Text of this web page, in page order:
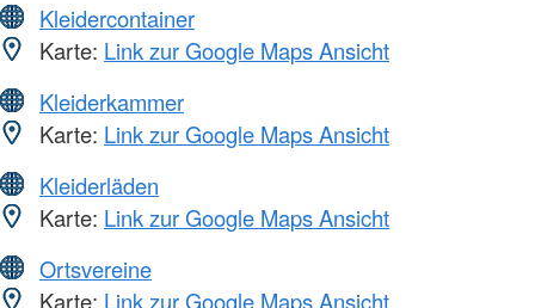
Kleidercontainer
Karte: Link zur Google Maps Ansicht
Kleiderkammer
Karte: Link zur Google Maps Ansicht
Kleiderläden
Karte: Link zur Google Maps Ansicht
Ortsvereine
Karte: Link zur Google Maps Ansicht